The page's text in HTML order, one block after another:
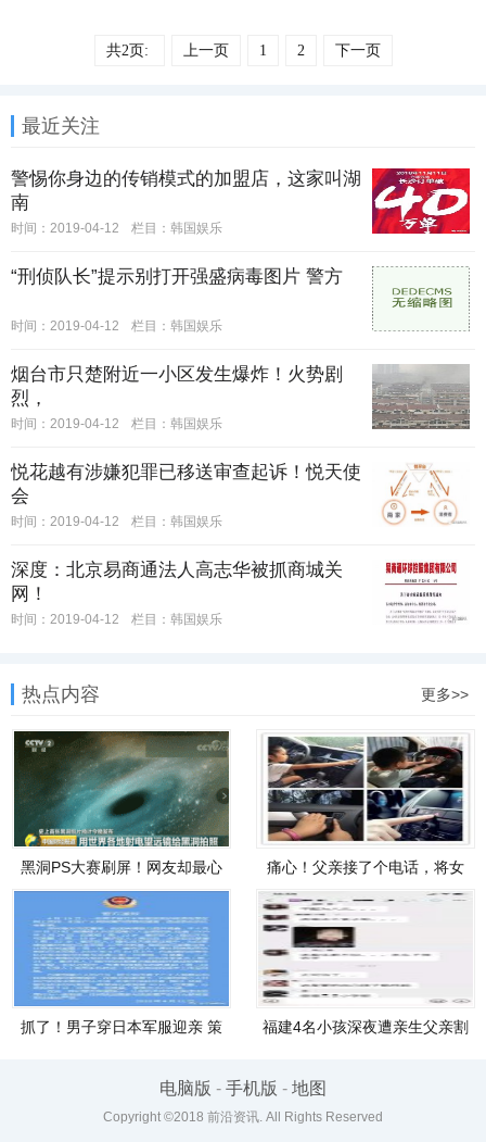
共2页: 上一页 1 2 下一页
最近关注
警惕你身边的传销模式的加盟店，这家叫湖
南
时间：2019-04-12 栏目： 韩国娱乐
“刑侦队长”提示别打开强盛病毒图片 警方
时间：2019-04-12 栏目： 韩国娱乐
烟台市只楚附近一小区发生爆炸！火势剧
烈，
时间：2019-04-12 栏目： 韩国娱乐
悦花越有涉嫌犯罪已移送审查起诉！悦天使
会
时间：2019-04-12 栏目： 韩国娱乐
深度：北京易商通法人高志华被抓商城关
网！
时间：2019-04-12 栏目： 韩国娱乐
热点内容 更多>>
黑洞PS大赛刷屏！网友却最心
痛心！父亲接了个电话，将女
抓了！男子穿日本军服迎亲 策
福建4名小孩深夜遭亲生父亲割
电脑版 - 手机版 - 地图
Copyright ©2018 前沿资讯. All Rights Reserved